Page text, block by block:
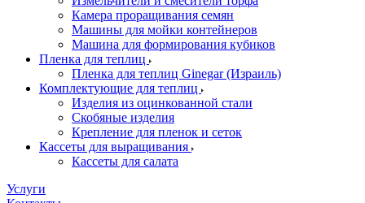
Камера проращивания семян
Машины для мойки контейнеров
Машина для формирования кубиков
Пленка для теплиц
Пленка для теплиц Ginegar (Израиль)
Комплектующие для теплиц
Изделия из оцинкованной стали
Скобяные изделия
Крепление для пленок и сеток
Кассеты для выращивания
Кассеты для салата
Услуги